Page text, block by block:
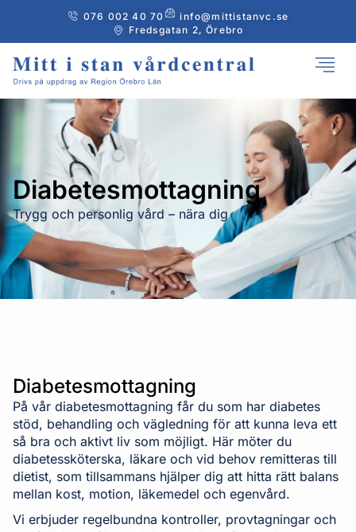
076 002 40 70
info@mittistanvc.se
Fredsgatan 2, Örebro
Diabetesmottagning
Trygg och personlig vård – nära dig
Diabetesmottagning
På vår diabetesmottagning får du som har diabetes
stöd, behandling och vägledning för att kunna leva ett
så bra och aktivt liv som möjligt. Här möter du
diabetessköterska, läkare och vid behov remitteras till
dietist, som tillsammans hjälper dig att hitta rätt balans
mellan kost, motion, läkemedel och egenvård.
Vi erbjuder regelbundna kontroller, provtagningar och